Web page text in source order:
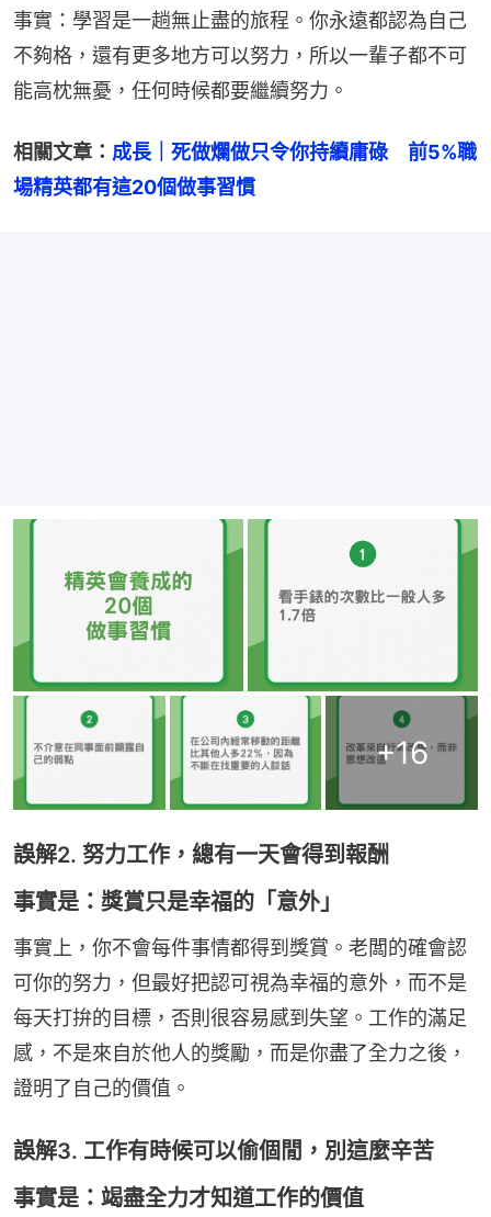
事實：學習是一趟無止盡的旅程。你永遠都認為自己
不夠格，還有更多地方可以努力，所以一輩子都不可
能高枕無憂，任何時候都要繼續努力。
相關文章： 成長｜死做爛做只令你持續庸碌　前5%職
場精英都有這20個做事習慣
+16
誤解2. 努力工作，總有一天會得到報酬
事實是：獎賞只是幸福的「意外」
事實上，你不會每件事情都得到獎賞。老闆的確會認
可你的努力，但最好把認可視為幸福的意外，而不是
每天打拚的目標，否則很容易感到失望。工作的滿足
感，不是來自於他人的獎勵，而是你盡了全力之後，
證明了自己的價值。
誤解3. 工作有時候可以偷個閒，別這麼辛苦
事實是：竭盡全力才知道工作的價值